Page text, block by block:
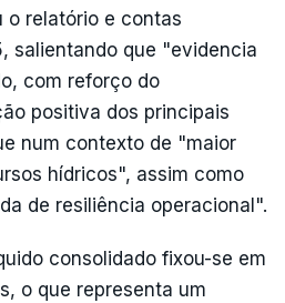
o relatório e contas
salientando que "evidencia
com reforço do
positiva dos principais
num contexto de "maior
hídricos", assim como
de resiliência operacional".
consolidado fixou-se em
o que representa um